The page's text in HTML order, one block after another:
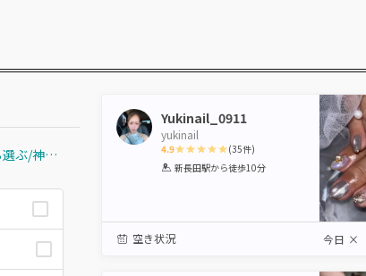
関西/兵庫県/エリアから選ぶ/神戸・兵庫区・長田区
Yukinail_0911
yukinail
4.9
1 2 3 4 5
(35件)
新長田駅から徒歩10分
空き状況 今日 ×